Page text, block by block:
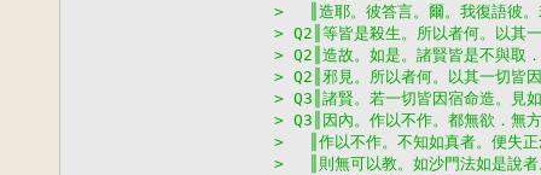
> 　║造耶。彼答言。爾。我復語彼
> Q2║等皆是殺生。所以者何。以其
> Q2║造故。如是。諸賢皆是不與取
> Q2║邪見。所以者何。以其一切皆
> Q3║諸賢。若一切皆因宿命造。見
> Q3║因內。作以不作。都無欲．無
> 　║作以不作。不知如真者。便失
> 　║則無可以教。如沙門法如是說